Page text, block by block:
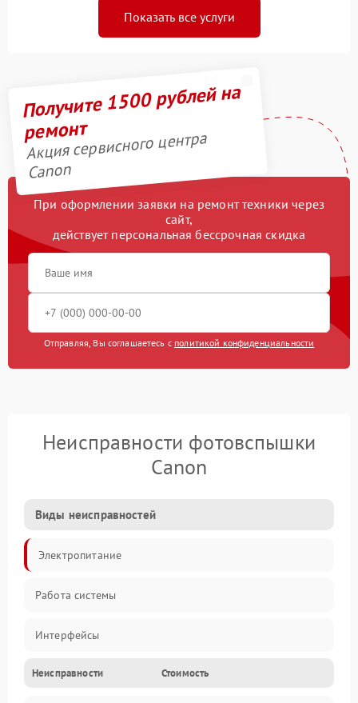
Показать все услуги
Получите 1500 рублей на
ремонт
Акция сервисного центра
Canon
При оформлении заявки на ремонт техники через
сайт,
действует персональная бессрочная скидка
Отправляя, Вы соглашаетесь с политикой конфиденциальности
Неисправности фотовспышки
Canon
Виды неисправностей
Электропитание
Работа системы
Интерфейсы
Электронные компоненты
Неисправности Стоимость